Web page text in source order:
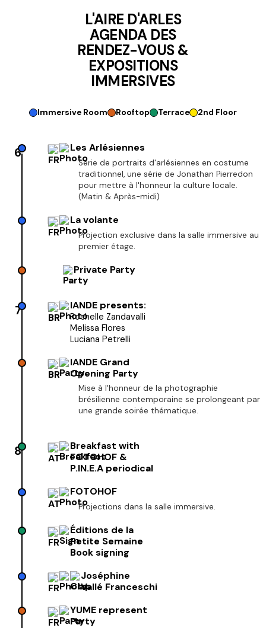
L'AIRE D'ARLES
AGENDA DES
RENDEZ-VOUS &
EXPOSITIONS
IMMERSIVES
Immersive Room Rooftop Terrace 2nd Floor
6 Les Arlésiennes
Série de portraits d'arlésiennes en costume
traditionnel, une série de Jonathan Pierredon
pour mettre à l'honneur la culture locale.
(Matin & Après-midi)
La volante
Projection exclusive dans la salle immersive au
premier étage.
Private Party
7 IANDE presents:
Rochelle Zandavalli
Melissa Flores
Luciana Petrelli
IANDE Grand
Opening Party
Mise à l'honneur de la photographie
brésilienne contemporaine se prolongeant par
une grande soirée thématique.
8
Breakfast with
FOTOHOF &
P.IN.E.A periodical
FOTOHOF
Projections dans la salle immersive.
Éditions de la
Petite Semaine
Book signing
Joséphine
Vallé Franceschi
YUME represent
Party